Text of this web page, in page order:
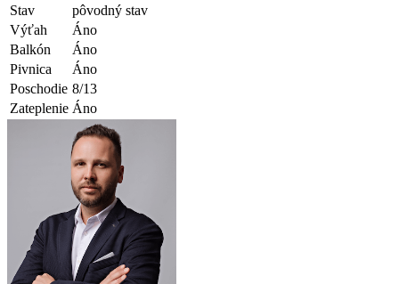
Stav
pôvodný stav
Výťah
Áno
Balkón
Áno
Pivnica
Áno
Poschodie 8/13
Zateplenie Áno